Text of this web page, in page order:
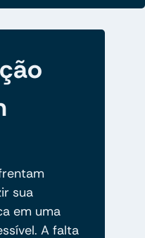
sua
em uma
A falta